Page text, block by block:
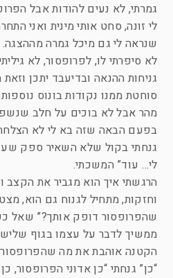
גמרתי, לא נעים להודות אבל
לי זונה, סחט אותי מינית ואני
שנראה לי גם מיכל גמרה מההצגה.
לא סיפרתי לו, לפרופסור, לא
גניחות ההנאה ובדיעבד יתכן וזאת
סוחטת ממנו נקודות בונוס
מהר אבל לא בוכים על חלב
בפעם הבאה שזה בא לי לא
גנחתי בקול שלא השאיר ספק
לי… עוד” המשכתי.
הרגשתי איך הוא מגביר את הקצב
וחזקות, מתחיל לגנוח גם הוא,
שהפרופסור דופק אותך?” שאל
ממשיך לדבר על עצמו בגוף
הקטנה אוהבת את מה שהפרופסור
“כן” גנחתי “כן אדוני הפרופסור,